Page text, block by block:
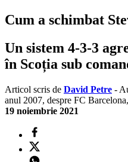
Cum a schimbat
Un sistem 4-3-3
în Scoția sub
Articol scris de David Petre -
anul 2007, despre FC
19 noiembrie 2021